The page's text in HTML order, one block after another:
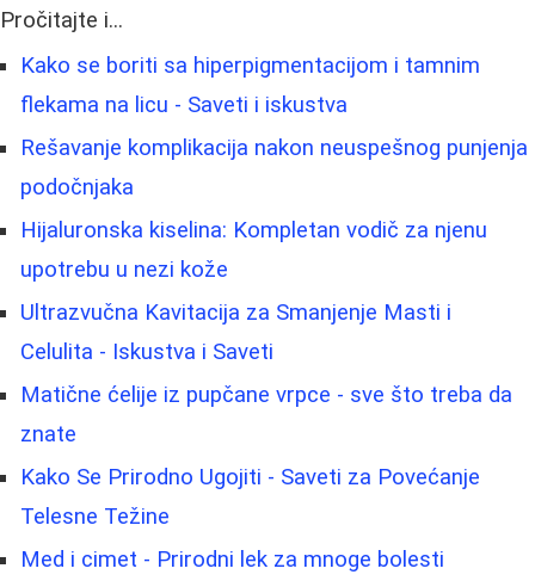
Pročitajte i...
Kako se boriti sa hiperpigmentacijom i tamnim
flekama na licu - Saveti i iskustva
Rešavanje komplikacija nakon neuspešnog punjenja
podočnjaka
Hijaluronska kiselina: Kompletan vodič za njenu
upotrebu u nezi kože
Ultrazvučna Kavitacija za Smanjenje Masti i
Celulita - Iskustva i Saveti
Matične ćelije iz pupčane vrpce - sve što treba da
znate
Kako Se Prirodno Ugojiti - Saveti za Povećanje
Telesne Težine
Med i cimet - Prirodni lek za mnoge bolesti